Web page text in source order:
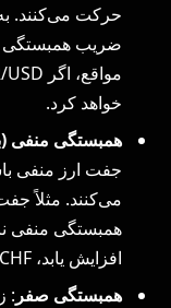
خواهد کرد.
همبستگی منفی
جفت ارز منفی
افزایش یابد، USD/CHF کاهش پیدا می‌کند.
همبستگی صفر :